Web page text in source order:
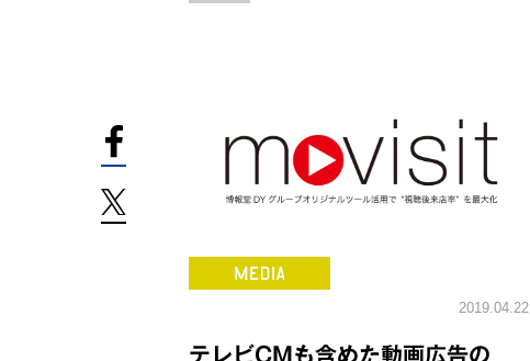
2019.04.22
テレビCMも含めた動画広告の